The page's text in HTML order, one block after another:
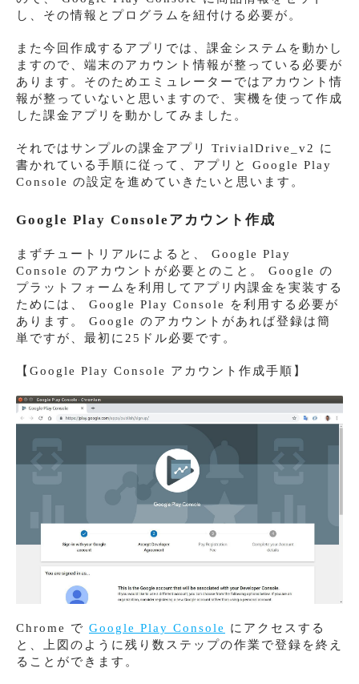
し、その情報とプログラムを紐付ける必要が。
また今回作成するアプリでは、課金システムを動かし
ますので、端末のアカウント情報が整っている必要が
あります。そのためエミュレーターではアカウント情
報が整っていないと思いますので、実機を使って作成
した課金アプリを動かしてみました。
それではサンプルの課金アプリ TrivialDrive_v2 に
書かれている手順に従って、アプリと Google Play
Console の設定を進めていきたいと思います。
Google Play Consoleアカウント作成
まずチュートリアルによると、 Google Play
Console のアカウントが必要とのこと。 Google の
プラットフォームを利用してアプリ内課金を実装する
ためには、 Google Play Console を利用する必要が
あります。 Google のアカウントがあれば登録は簡
単ですが、最初に25ドル必要です。
【Google Play Console アカウント作成手順】
Chrome で Google Play Console
にアクセスする
と、上図のように残り数ステップの作業で登録を終え
ることができます。